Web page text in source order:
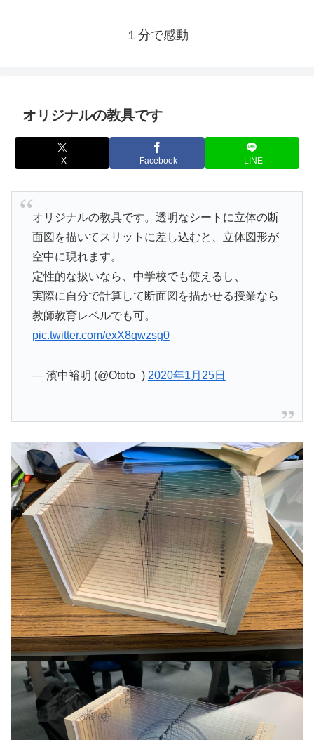
１分で感動
オリジナルの教具です
X Facebook LINE
オリジナルの教具です。透明なシートに立体の断
面図を描いてスリットに差し込むと、立体図形が
空中に現れます。
定性的な扱いなら、中学校でも使えるし、
実際に自分で計算して断面図を描かせる授業なら
教師教育レベルでも可。
pic.twitter.com/exX8qwzsg0
— 濱中裕明 (@Ototo_) 2020年1月25日